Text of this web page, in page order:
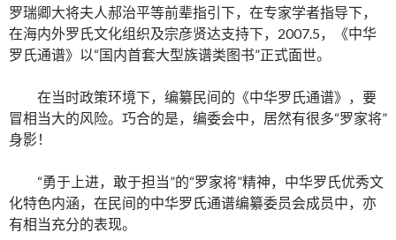
罗瑞卿大将夫人郝治平等前辈指引下，在专家学者指导下，
在海内外罗氏文化组织及宗彦贤达支持下，2007.5，《中华
罗氏通谱》以“国内首套大型族谱类图书”正式面世。
在当时政策环境下，编纂民间的《中华罗氏通谱》，要
冒相当大的风险。巧合的是，编委会中，居然有很多“罗家将”
身影！
“勇于上进，敢于担当”的“罗家将”精神，中华罗氏优秀文
化特色内涵，在民间的中华罗氏通谱编纂委员会成员中，亦
有相当充分的表现。